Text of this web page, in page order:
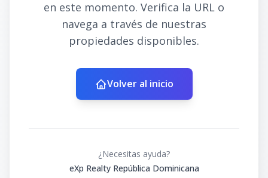
en este momento. Verifica la URL o
navega a través de nuestras
propiedades disponibles.
Volver al inicio
¿Necesitas ayuda?
eXp Realty República Dominicana